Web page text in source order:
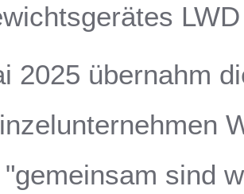
2025 übernahm
"gemeinsam sind